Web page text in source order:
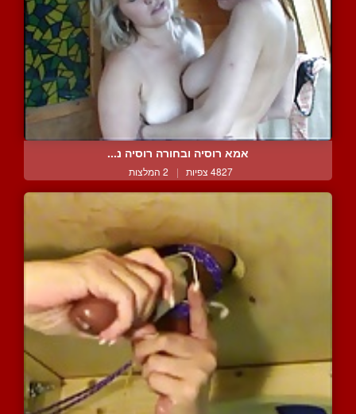
אמא רוסיה ובחורה רוסיה נ...
4827 צפיות | 2 המלצות